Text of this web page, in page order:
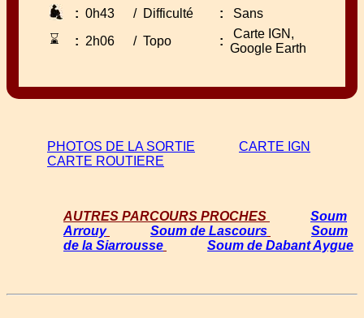
: 0h43 / Difficulté :
Sans
⌛
: 2h06 / Topo :
Carte IGN,
Google Earth
PHOTOS DE LA SORTIE
CARTE IGN
CARTE ROUTIERE
AUTRES PARCOURS PROCHES
Soum
Arrouy
Soum de Lascours
Soum
de la Siarrousse
Soum de Dabant Aygue